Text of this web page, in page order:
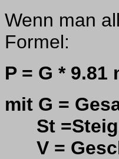
Wenn man
Formel:
P = G * 9.81
mit G =
St
V =